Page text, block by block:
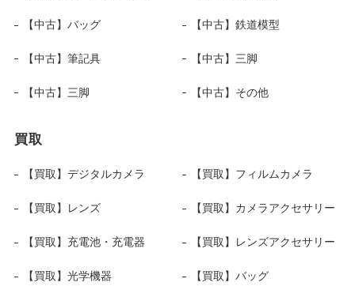
【中古】バッグ 【中古】鉄道模型
【中古】筆記具 【中古】三脚
【中古】三脚 【中古】その他
買取
【買取】デジタルカメラ 【買取】フィルムカメラ
【買取】レンズ 【買取】カメラアクセサリー
【買取】充電池・充電器 【買取】レンズアクセサリー
【買取】光学機器 【買取】バッグ